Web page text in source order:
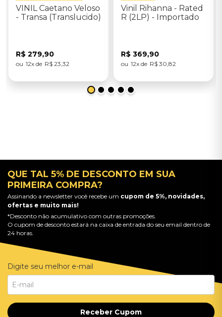
VINIL Caetano Veloso
- Transa (Translucido)
R$ 279,90
12 R$ 23 32
Vinil Rihanna - Rated
R (2LP) - Importado
R$ 369,90
12 R$ 30 82
QUE TAL 5% DE DESCONTO EM SUA
PRIMEIRA COMPRA?
Assinando a newsletter você recebe um cupom de 5%, novidades,
ofertas e muito mais!
*Desconto não acumulativo com outras promoções.
O cupom de desconto estará na caixa de entrada do seu email dentro de
24 horas.
Digite seu melhor e-mail
Receber Cupom